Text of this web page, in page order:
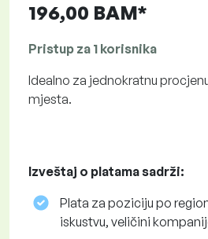
196,00 BAM*
Pristup za 1 korisnika
Idealno za jednokratnu
mjesta.
Izveštaj o platama sadrži:
Plata za poziciju po
iskustvu, veličini